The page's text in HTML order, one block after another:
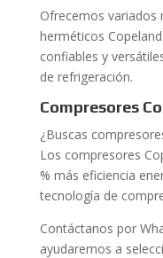
Ofrecemos variados
herméticos
confiables y
de refrigeración.
Compresores
¿Buscas
Los compresores
% más eficiencia
tecnología de
Contáctanos por
ayudaremos a